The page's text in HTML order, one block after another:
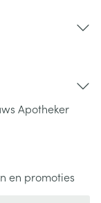
Apotheker
en promoties